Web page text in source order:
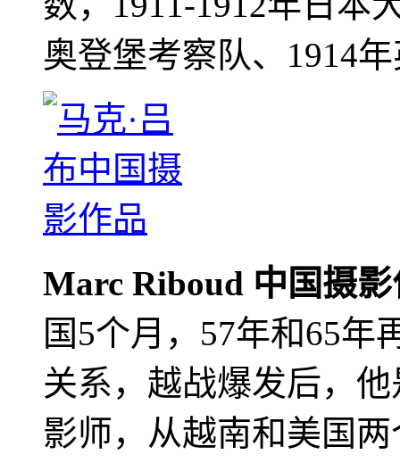
奥登堡考察队、1914
Marc Riboud 中国摄
国5个月，57年和65年
关系，越战爆发后，
影师，从越南和美国